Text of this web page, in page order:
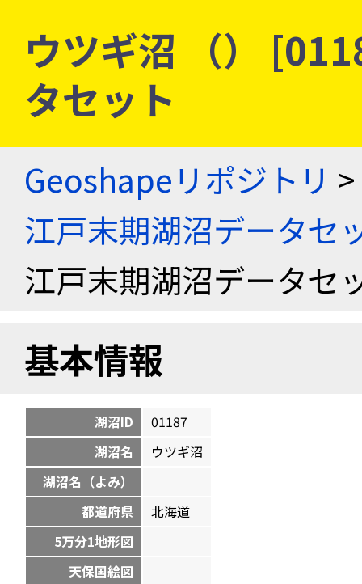
ウツギ沼 （）
タセット
Geoshapeリポジトリ >
江戸末期湖沼データセ
江戸末期湖沼データセ
基本情報
湖沼ID
01187
湖沼名
ウツギ沼
湖沼名（よみ）
都道府県
北海道
5万分1地形図
天保国絵図